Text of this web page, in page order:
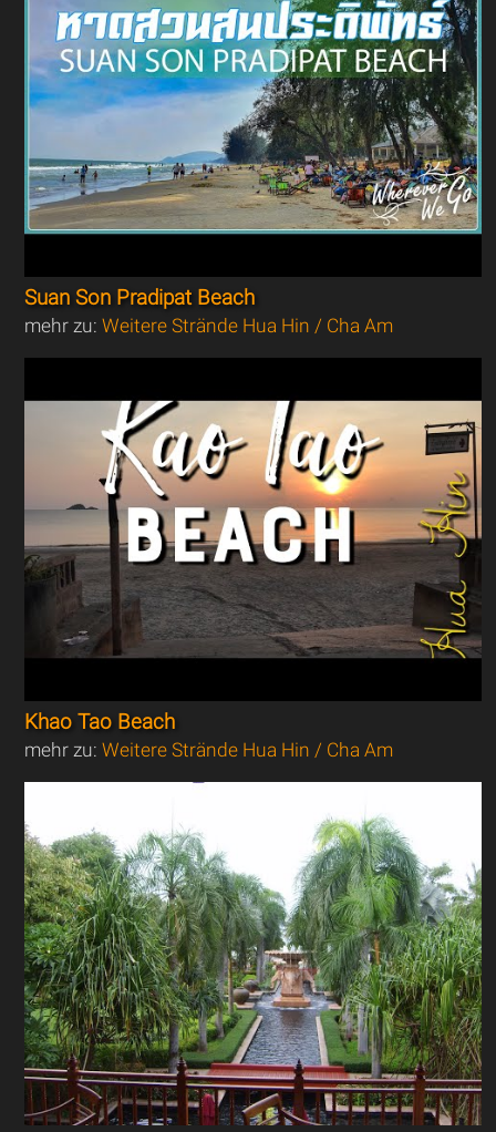
Suan Son Pradipat Beach
mehr zu:Weitere Strände Hua Hin / Cha Am
Khao Tao Beach
mehr zu:Weitere Strände Hua Hin / Cha Am